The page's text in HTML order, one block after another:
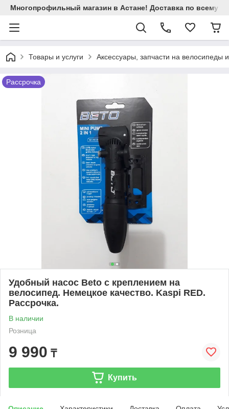
Многопрофильный магазин в Астане! Доставка по всему
Товары и услуги Аксессуары, запчасти на велосипеды
Рассрочка
Удобный насос Beto с креплением на
велосипед. Немецкое качество. Kaspi RED.
Рассрочка.
В наличии
Розница
9 990 ₸
Купить